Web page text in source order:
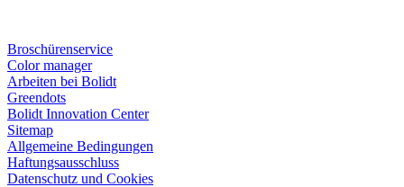
Broschürenservice
Color manager
Arbeiten bei Bolidt
Greendots
Bolidt Innovation Center
Sitemap
Allgemeine Bedingungen
Haftungsausschluss
Datenschutz und Cookies